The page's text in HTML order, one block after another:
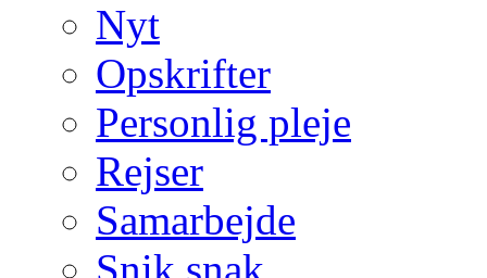
Nyt
Opskrifter
Personlig pleje
Rejser
Samarbejde